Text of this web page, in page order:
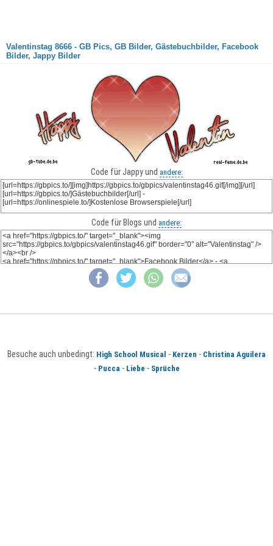
Valentinstag 8666 - GB Pics, GB Bilder, Gästebuchbilder, Facebook
Bilder, Jappy Bilder
Code für Jappy und andere:
Code für Blogs und andere:
Besuche auch unbedingt: High School Musical - Kerzen - Christina Aguilera
- Pucca - Liebe - Sprüche